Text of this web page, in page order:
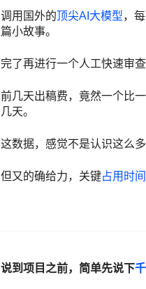
调用国外的顶尖AI大模型，
篇小故事。
完了再进行一个人工快速审
前几天出稿费，竟然一个比
几天。
这数据，感觉不是认识这么
但又的确给力，关键占用时
说到项目之前，简单先说下